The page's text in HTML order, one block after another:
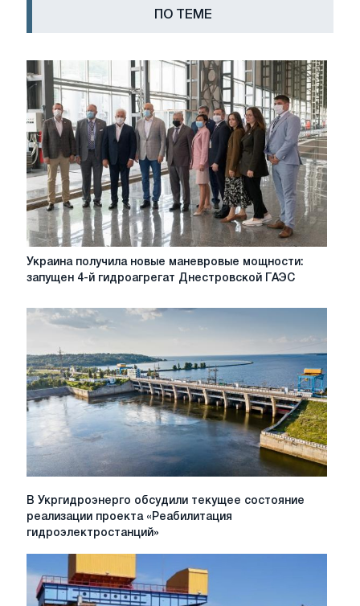
ПО ТЕМЕ
Украина
маневровые
мощности:
4-
й
гидроагрегат
Днестровской
Украина получила новые маневровые мощности:
запущен 4-й гидроагрегат Днестровской ГАЭС
В
обсудили
реализации
проекта
В Укргидроэнерго обсудили текущее состояние
реализации проекта «Реабилитация
гидроэлектростанций»